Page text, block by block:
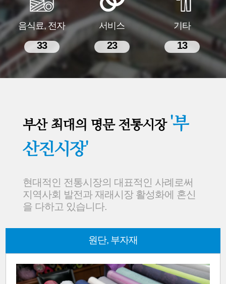
음식료, 전자
33
서비스
23
기타
13
부산 최대의 명문 전통시장 '부
산진시장'
현대적인 전통시장의 대표적인 사례로써
지역사회 발전과 재래시장 활성화에 혼신
을 다하고 있습니다.
원단, 부자재